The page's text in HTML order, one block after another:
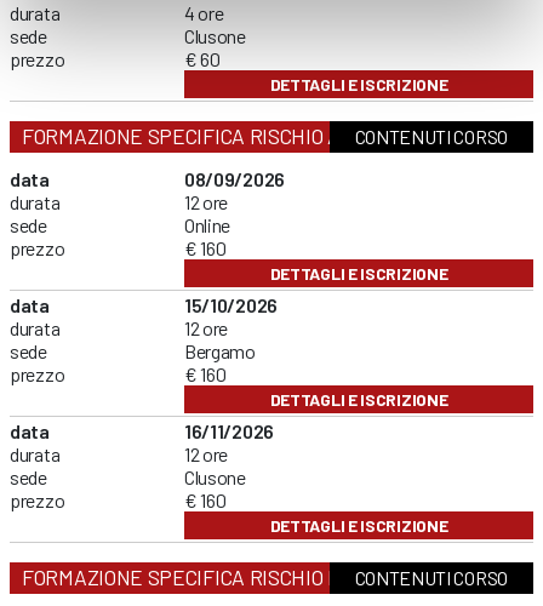
durata
sede
prezzo
4 ore
Clusone
€ 60
DETTAGLI E ISCRIZIONE
FORMAZIONE SPECIFICA RISCHIO ALTOCONTENUTI CORSO
data
durata
sede
prezzo
08/09/2026
12 ore
Online
€ 160
DETTAGLI E ISCRIZIONE
data
durata
sede
prezzo
15/10/2026
12 ore
Bergamo
€ 160
DETTAGLI E ISCRIZIONE
data
durata
sede
prezzo
16/11/2026
12 ore
Clusone
€ 160
DETTAGLI E ISCRIZIONE
FORMAZIONE SPECIFICA RISCHIO BASSOCONTENUTI CORSO